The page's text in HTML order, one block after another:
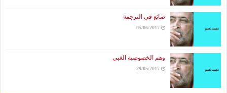
ضائع في الترجمة
05/06/2017
وهم الخصوصية الغبي
29/05/2017